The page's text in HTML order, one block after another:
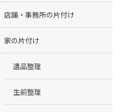
店舗・事務所の片付け
家の片付け
遺品整理
生前整理